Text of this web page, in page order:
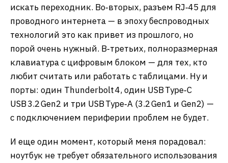
искать переходник. Во‑вторых, разъем RJ‑45 для
проводного интернета — в эпоху беспроводных
технологий это как привет из прошлого, но
порой очень нужный. В‑третьих, полноразмерная
клавиатура с цифровым блоком — для тех, кто
любит считать или работать с таблицами. Ну и
порты: один Thunderbolt 4, один USB Type‑C
USB 3.2 Gen2 и три USB Type‑A (3.2 Gen1 и Gen2) —
с подключением периферии проблем не будет.
И еще один момент, который меня порадовал:
ноутбук не требует обязательного использования